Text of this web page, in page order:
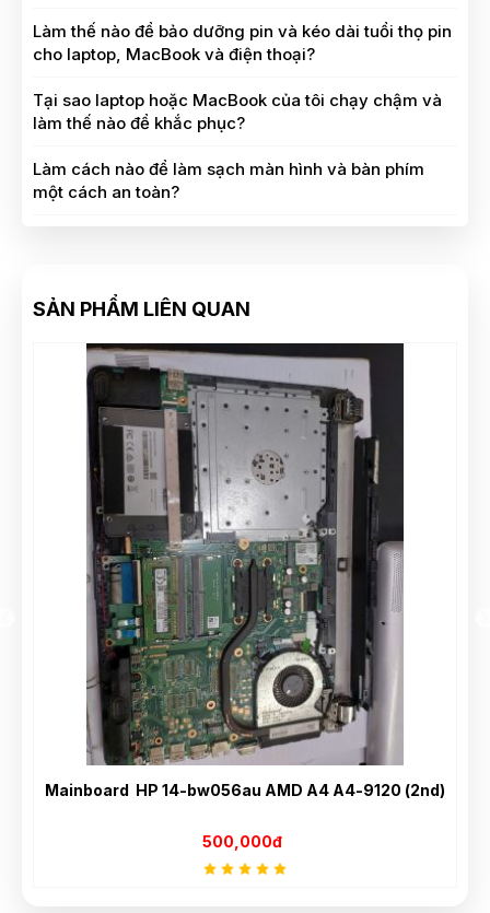
Làm thế nào để bảo dưỡng pin và kéo dài tuổi thọ pin
cho laptop, MacBook và điện thoại?
Tại sao laptop hoặc MacBook của tôi chạy chậm và
làm thế nào để khắc phục?
Làm cách nào để làm sạch màn hình và bàn phím
một cách an toàn?
SẢN PHẨM LIÊN QUAN
Mainboard HP 14-bw056au AMD A4 A4-9120 (2nd)
500,000đ